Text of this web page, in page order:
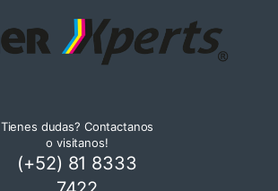
Tienes dudas? Contactanos
o visitanos!
(+52) 81 8333